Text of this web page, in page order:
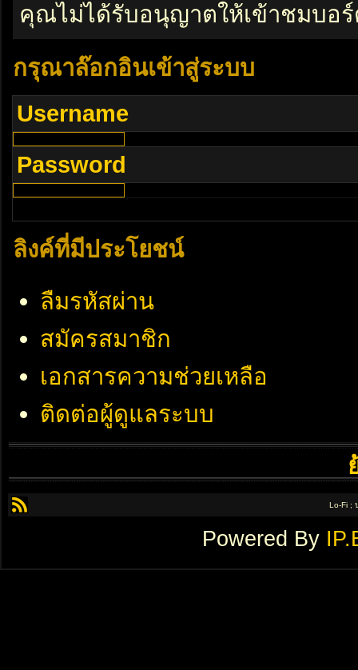
คุณไม่ได้รับอนุญาตให้เข้าชมบอ
กรุณาล๊อกอินเข้าสู่ระบบ
Username
Password
ลิงค์ที่มีประโยชน์
ลืมรหัสผ่าน
สมัครสมาชิก
เอกสารความช่วยเหลือ
ติดต่อผู้ดูแลระบบ
Lo-Fi ;
Powered By